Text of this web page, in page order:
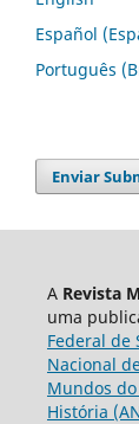
Español
Português
Enviar
A Revista
uma
Federal de
Nacional
Mundos
História